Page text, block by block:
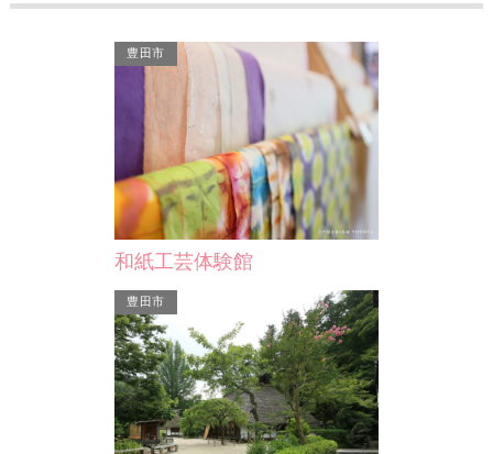
称念寺
豊田市
和紙工芸体験館
豊田市